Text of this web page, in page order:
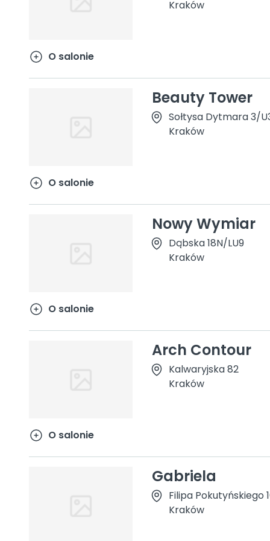
Kraków
O salonie
Beauty Tower
Sołtysa Dytmara 3/
Kraków
O salonie
Nowy Wymiar
Dąbska 18N/LU9
Kraków
O salonie
Arch Contour
Kalwaryjska 82
Kraków
O salonie
Gabriela
Filipa Pokutyńskiego
Kraków